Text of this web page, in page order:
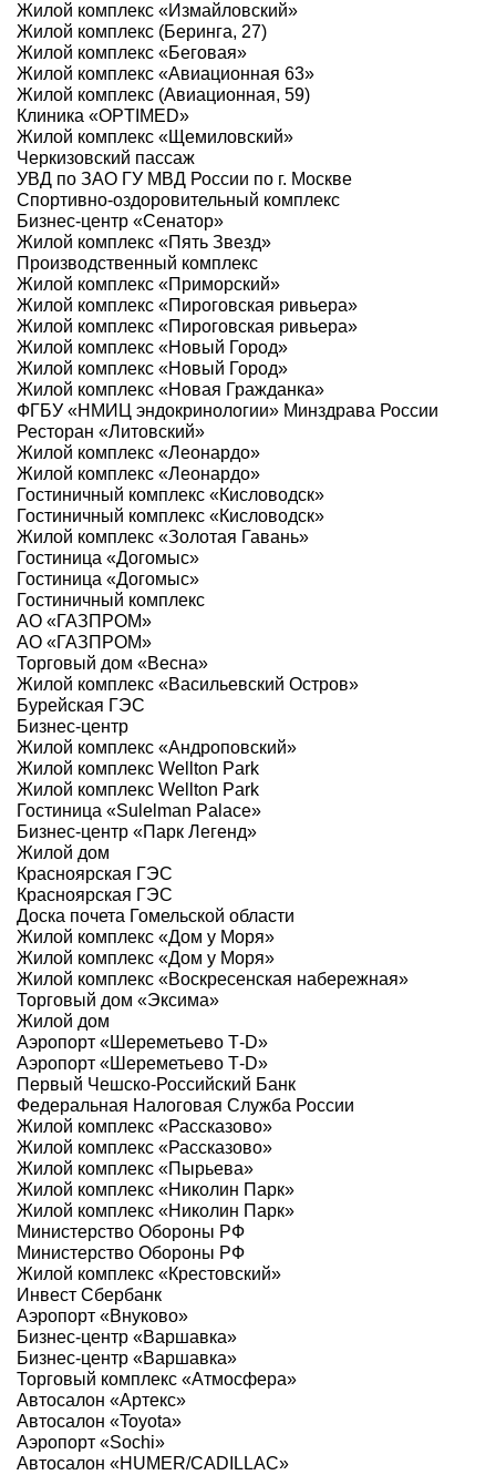
Жилой комплекс «‎Измайловский»‎
Жилой комплекс (Беринга, 27)
Жилой комплекс «‎Беговая»‎
Жилой комплекс «‎Авиационная 63»‎
Жилой комплекс (Авиационная, 59)
Клиника «OPTIMED»
Жилой комплекс «Щемиловский»
Черкизовский пассаж
УВД по ЗАО ГУ МВД России по г. Москве
Спортивно-оздоровительный комплекс
Бизнес-центр «Сенатор»
Жилой комплекс «Пять Звезд»
Производственный комплекс
Жилой комплекс «Приморский»
Жилой комплекс «Пироговская ривьера»
Жилой комплекс «Пироговская ривьера»
Жилой комплекс «Новый Город»
Жилой комплекс «Новый Город»
Жилой комплекс «Новая Гражданка»
ФГБУ «НМИЦ эндокринологии» Минздрава России
Ресторан «Литовский»
Жилой комплекс «Леонардо»
Жилой комплекс «Леонардо»
Гостиничный комплекс «Кисловодск»
Гостиничный комплекс «Кисловодск»
Жилой комплекс «Золотая Гавань»
Гостиница «Догомыс»
Гостиница «Догомыс»
Гостиничный комплекс
АО «ГАЗПРОМ»
АО «ГАЗПРОМ»
Торговый дом «Весна»
Жилой комплекс «Васильевский Остров»
Бурейская ГЭС
Бизнес-центр
Жилой комплекс «Андроповский»
Жилой комплекс Wellton Park
Жилой комплекс Wellton Park
Гостиница «Sulelman Palace»
Бизнес-центр «Парк Легенд»
Жилой дом
Красноярская ГЭС
Красноярская ГЭС
Доска почета Гомельской области
Жилой комплекс «Дом у Моря»
Жилой комплекс «Дом у Моря»
Жилой комплекс «Воскресенская набережная»
Торговый дом «Эксима»
Жилой дом
Аэропорт «Шереметьево Т-D»
Аэропорт «Шереметьево Т-D»
Первый Чешско-Российский Банк
Федеральная Налоговая Служба России
Жилой комплекс «Рассказово»
Жилой комплекс «Рассказово»
Жилой комплекс «Пырьева»
Жилой комплекс «Николин Парк»
Жилой комплекс «Николин Парк»
Министерство Обороны РФ
Министерство Обороны РФ
Жилой комплекс «Крестовский»
Инвест Сбербанк
Аэропорт «Внуково»
Бизнес-центр «Варшавка»
Бизнес-центр «Варшавка»
Торговый комплекс «Атмосфера»
Автосалон «Артекс»
Автосалон «Toyota»
Аэропорт «Sochi»
Автосалон «HUMER/CADILLAC»